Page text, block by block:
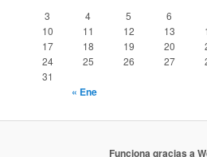
3
4 5 6
10
11 12 13
17
18 19 20
24
25 26 27
31
« Ene
Funciona gracias a